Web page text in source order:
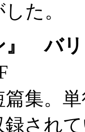
た。
』 バ
集。単
録され